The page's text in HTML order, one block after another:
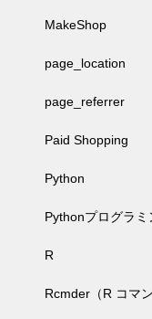
MakeShop
page_location
page_referrer
Paid Shopping
Python
Pythonプログラ
R
Rcmder（R コマン